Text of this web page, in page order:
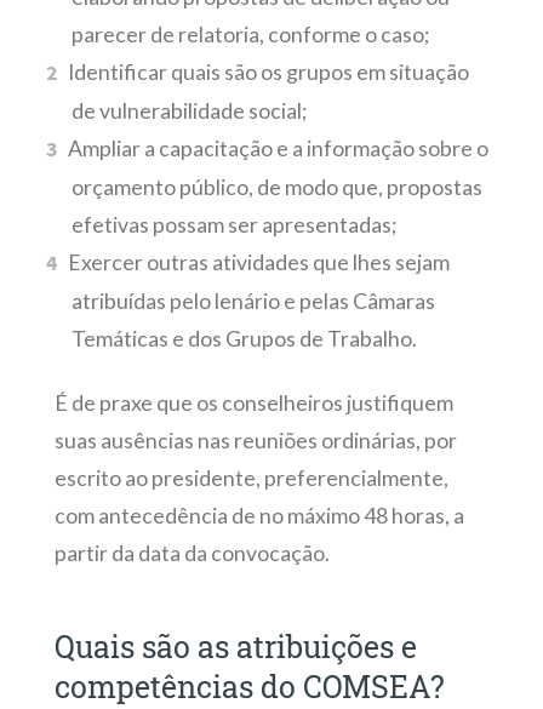
parecer de relatoria, conforme o caso;
Identificar quais são os grupos em situação
de vulnerabilidade social;
Ampliar a capacitação e a informação sobre o
orçamento público, de modo que, propostas
efetivas possam ser apresentadas;
Exercer outras atividades que lhes sejam
atribuídas pelo lenário e pelas Câmaras
Temáticas e dos Grupos de Trabalho.
É de praxe que os conselheiros justifiquem
suas ausências nas reuniões ordinárias, por
escrito ao presidente, preferencialmente,
com antecedência de no máximo 48 horas, a
partir da data da convocação.
Quais são as atribuições e
competências do COMSEA?